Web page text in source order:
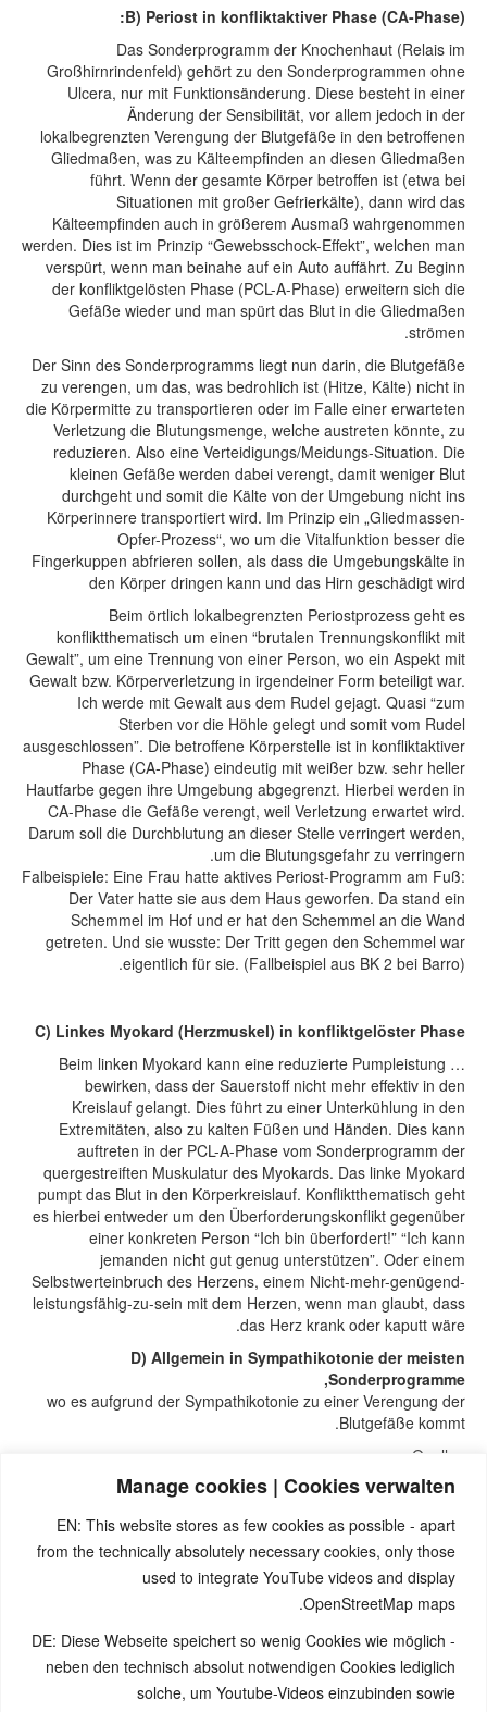
Manage cookies | Cookies verwalten
EN: This website stores as few cookies as possible - apart
from the technically absolutely necessary cookies, only those
used to integrate YouTube videos and display
OpenStreetMap maps.
DE: Diese Webseite speichert so wenig Cookies wie möglich -
neben den technisch absolut notwendigen Cookies lediglich
solche, um Youtube-Videos einzubinden sowie
B) Periost in konfliktaktiver Phase (CA-Phase):
Das Sonderprogramm der Knochenhaut (Relais im
Großhirnrindenfeld) gehört zu den Sonderprogrammen ohne
Ulcera, nur mit Funktionsänderung. Diese besteht in einer
Änderung der Sensibilität, vor allem jedoch in der
lokalbegrenzten Verengung der Blutgefäße in den betroffenen
Gliedmaßen, was zu Kälteempfinden an diesen Gliedmaßen
führt. Wenn der gesamte Körper betroffen ist (etwa bei
Situationen mit großer Gefrierkälte), dann wird das
Kälteempfinden auch in größerem Ausmaß wahrgenommen
werden. Dies ist im Prinzip “Gewebsschock-Effekt”, welchen man
verspürt, wenn man beinahe auf ein Auto auffährt. Zu Beginn
der konfliktgelösten Phase (PCL-A-Phase) erweitern sich die
Gefäße wieder und man spürt das Blut in die Gliedmaßen
strömen.
Der Sinn des Sonderprogramms liegt nun darin, die Blutgefäße
zu verengen, um das, was bedrohlich ist (Hitze, Kälte) nicht in
die Körpermitte zu transportieren oder im Falle einer erwarteten
Verletzung die Blutungsmenge, welche austreten könnte, zu
reduzieren. Also eine Verteidigungs/Meidungs-Situation. Die
kleinen Gefäße werden dabei verengt, damit weniger Blut
durchgeht und somit die Kälte von der Umgebung nicht ins
Körperinnere transportiert wird. Im Prinzip ein „Gliedmassen-
Opfer-Prozess“, wo um die Vitalfunktion besser die
Fingerkuppen abfrieren sollen, als dass die Umgebungskälte in
den Körper dringen kann und das Hirn geschädigt wird
Beim örtlich lokalbegrenzten Periostprozess geht es
konfliktthematisch um einen “brutalen Trennungskonflikt mit
Gewalt”, um eine Trennung von einer Person, wo ein Aspekt mit
Gewalt bzw. Körperverletzung in irgendeiner Form beteiligt war.
Ich werde mit Gewalt aus dem Rudel gejagt. Quasi “zum
Sterben vor die Höhle gelegt und somit vom Rudel
ausgeschlossen”. Die betroffene Körperstelle ist in konfliktaktiver
Phase (CA-Phase) eindeutig mit weißer bzw. sehr heller
Hautfarbe gegen ihre Umgebung abgegrenzt. Hierbei werden in
CA-Phase die Gefäße verengt, weil Verletzung erwartet wird.
Darum soll die Durchblutung an dieser Stelle verringert werden,
um die Blutungsgefahr zu verringern.
Falbeispiele: Eine Frau hatte aktives Periost-Programm am Fuß:
Der Vater hatte sie aus dem Haus geworfen. Da stand ein
Schemmel im Hof und er hat den Schemmel an die Wand
getreten. Und sie wusste: Der Tritt gegen den Schemmel war
eigentlich für sie. (Fallbeispiel aus BK 2 bei Barro).
C) Linkes Myokard (Herzmuskel) in konfliktgelöster Phase
… Beim linken Myokard kann eine reduzierte Pumpleistung
bewirken, dass der Sauerstoff nicht mehr effektiv in den
Kreislauf gelangt. Dies führt zu einer Unterkühlung in den
Extremitäten, also zu kalten Füßen und Händen. Dies kann
auftreten in der PCL-A-Phase vom Sonderprogramm der
quergestreiften Muskulatur des Myokards. Das linke Myokard
pumpt das Blut in den Körperkreislauf. Konfliktthematisch geht
es hierbei entweder um den Überforderungskonflikt gegenüber
einer konkreten Person “Ich bin überfordert!” “Ich kann
jemanden nicht gut genug unterstützen”. Oder einem
Selbstwerteinbruch des Herzens, einem Nicht-mehr-genügend-
leistungsfähig-zu-sein mit dem Herzen, wenn man glaubt, dass
das Herz krank oder kaputt wäre.
D) Allgemein in Sympathikotonie der meisten
Sonderprogramme,
wo es aufgrund der Sympathikotonie zu einer Verengung der
Blutgefäße kommt.
Quellen:
Seminare von Nicolas Barro, nicolasbarro.de
Internetseite www.5bn.de.
David Münnich, “Das System der 5 Biologischen Naturgesetze”
Band 1
Claudio Trupiano, ital. Jurist und 5BN-Therapeut “Danke Doktor
Hamer”
Zur Einführung: Simona Cella, Marco Pfister, „Krankheit ist
etwas anderes“, Einführungsbüchlein zu den fünf biologischen
Naturgesetze des ital. Studienverbandes A.L.B.A. (heute: Ass.
Saluta Aktiva Onlus)